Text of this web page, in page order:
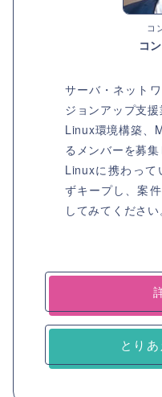
コ
コ
サーバ・ネット
ジョンアップ支援
Linux環境構築、
るメンバーを募集
Linuxに携わって
ずキープし、案
してみてください
とり